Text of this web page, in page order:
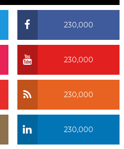
230,000
230,000
230,000
230,000